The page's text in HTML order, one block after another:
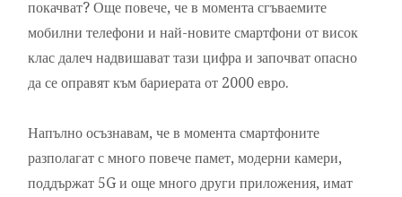
покачват? Още повече, че в момента сгъваемите
мобилни телефони и най-новите смартфони от висок
клас далеч надвишават тази цифра и започват опасно
да се оправят към бариерата от 2000 евро.
Напълно осъзнавам, че в момента смартфоните
разполагат с много повече памет, модерни камери,
поддържат 5G и още много други приложения, имат